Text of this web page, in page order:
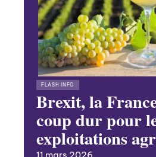
FLASH INFO
Brexit, la
coup dur pour
exploitations